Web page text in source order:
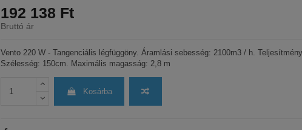
192 138 Ft
Bruttó ár
Vento 220 W - Tangenciális légfüggöny. Áramlási sebesség: 2100m3 / h.
Szélesség: 150cm. Maximális magasság: 2,8 m
Kosárba